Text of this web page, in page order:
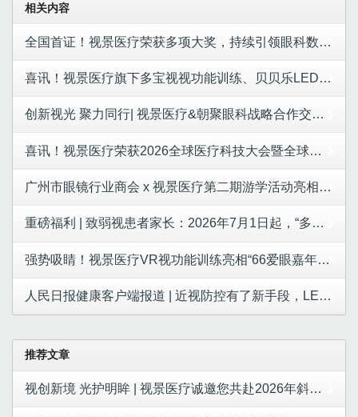
相关内容
全国首证！视景医疗荣获多项大奖，持续引领眼科数字疗法新纪元
喜讯！视景医疗旗下多宝视视功能训练、贝贝乐LED红光入选思宇MedTech X 眼未来《2026 全球眼科器械创新白皮书》典型案例！
创新视光 聚力同行| 视景医疗&朝聚眼科战略合作交流会圆满举行！
喜讯！视景医疗荣获2026全球医疗科技大会暨全球眼科大会颁发的全球医疗科技大奖“眼科应用创新奖”
广州市眼镜行业商会 x 视景医疗第二期游学活动亮相大湾区眼镜展：从战略到实战，六大主题解码视光破局之道
重磅福利 | 致弱视患者家长：2026年7月1日起，“多宝视” 网络疗程 “买1年送2年” 特惠活动正式启动！
强势吸睛！视景医疗VR视功能训练亮相“66爱眼嘉年华科普公益”活动
人民日报健康客户端报道 | 近视防控有了新手段，LED红光疗法可有效延缓近视
推荐文章
视创新境 光护明眸 | 视景医疗诚邀您共赴2026年斜视与小儿眼科学术大会